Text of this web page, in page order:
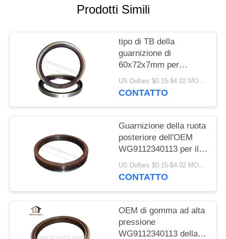
Prodotti Simili
tipo di TB della
guarnizione di
60x72x7mm per
l'albero a gomito di
Dongfeng 153
US Dollars $0.15-$4.02 MOQ:10pcs
CONTATTO
Guarnizione della ruota
posteriore dell'OEM
WG9112340113 per il
cino metallo di gomma
del camion 190x220x30
circolare
US Dollars $0.15-$4.02 MOQ:50 insiemi
CONTATTO
OEM di gomma ad alta
pressione
WG9112340113 della